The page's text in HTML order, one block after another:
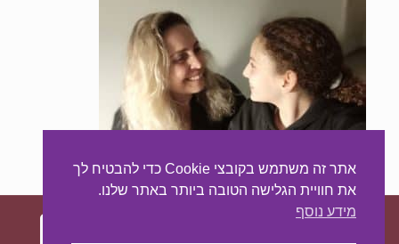
אתר זה משתמש בקובצי Cookie כדי להבטיח לך
את חוויית הגלישה הטובה ביותר באתר שלנו.
מידע נוסף